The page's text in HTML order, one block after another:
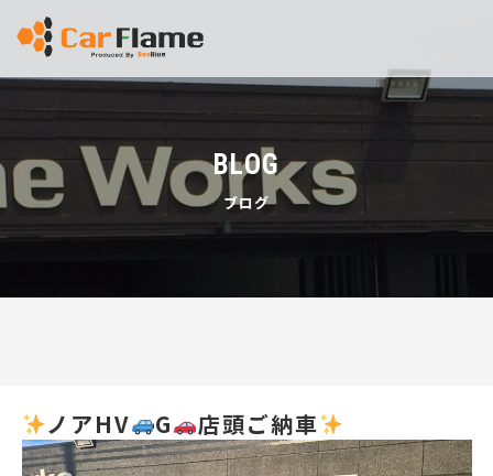
BLOG
ブログ
ノアHV G 店頭ご納車